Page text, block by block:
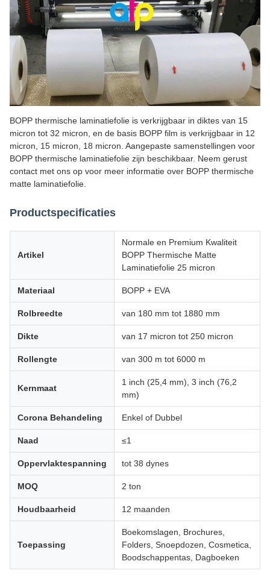
BOPP thermische laminatiefolie is verkrijgbaar in diktes van 15
micron tot 32 micron, en de basis BOPP film is verkrijgbaar in 12
micron, 15 micron, 18 micron. Aangepaste samenstellingen voor
BOPP thermische laminatiefolie zijn beschikbaar. Neem gerust
contact met ons op voor meer informatie over BOPP thermische
matte laminatiefolie.
Productspecificaties
Artikel
Normale en Premium Kwaliteit
BOPP Thermische Matte
Laminatiefolie 25 micron
Materiaal BOPP + EVA
Rolbreedte van 180 mm tot 1880 mm
Dikte van 17 micron tot 250 micron
Rollengte van 300 m tot 6000 m
Kernmaat
1 inch (25,4 mm), 3 inch (76,2
mm)
Corona Behandeling Enkel of Dubbel
Naad ≤1
Oppervlaktespanning tot 38 dynes
MOQ 2 ton
Houdbaarheid 12 maanden
Toepassing
Boekomslagen, Brochures,
Folders, Snoepdozen, Cosmetica,
Boodschappentas, Dagboeken